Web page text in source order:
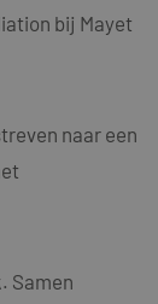
bij Mayet
naar een
Samen